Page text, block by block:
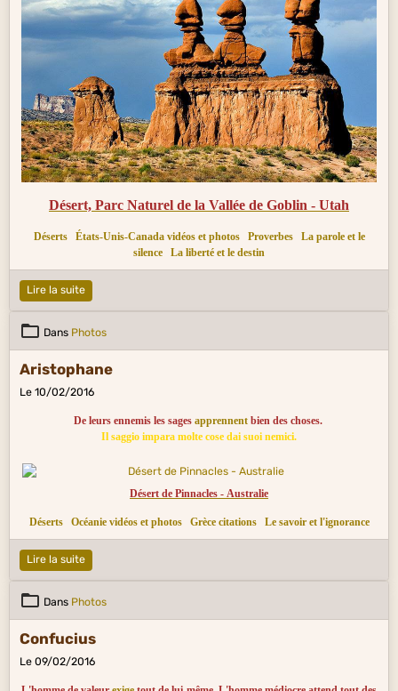
Désert, Parc Naturel de la Vallée de Goblin - Utah
Déserts États-Unis-Canada vidéos et photos Proverbes
La parole et le
silence
La liberté et le destin
Lire la suite
Dans Photos
Aristophane
Le 10/02/2016
De leurs ennemis les sages apprennentbien des choses.
Il saggio impara molte cose dai suoi nemici.
Désert de Pinnacles - Australie
Déserts Océanie vidéos et photos Grèce citations Le savoir et l'ignorance
Lire la suite
Dans Photos
Confucius
Le 09/02/2016